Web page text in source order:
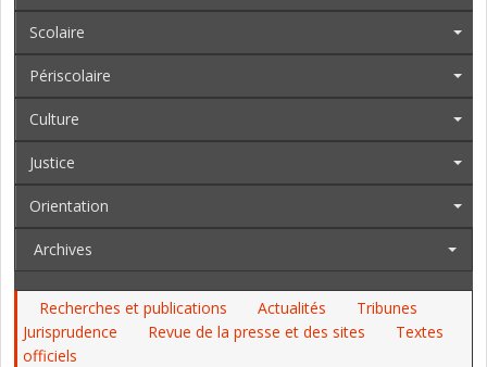
Scolaire
Périscolaire
Culture
Justice
Orientation
Archives
Recherches et publications Actualités
Tribunes
Jurisprudence
Revue de la presse et des sites
Textes
officiels